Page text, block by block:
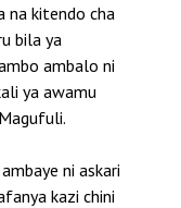
na kitendo cha
bila ya
ambalo ni
ya awamu
ni askari
kazi chini